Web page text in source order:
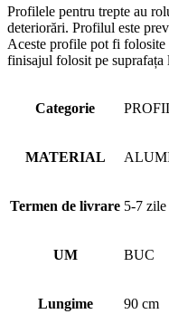
Profilele pentru trepte au
deteriorări. Profilul este
Aceste profile pot fi folosite
finisajul folosit pe suprafața
Categorie
MATERIAL
Termen de livrare 5-7 zile
UM BUC
Lungime 90 cm